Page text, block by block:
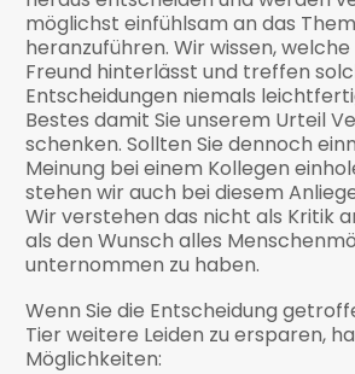
möglichst einfühlsam an das
heranzuführen. Wir wissen,
Freund hinterlässt und treffen
Entscheidungen niemals
Bestes damit Sie unserem Urteil
schenken. Sollten Sie dennoch
Meinung bei einem Kollegen
stehen wir auch bei diesem
Wir verstehen das nicht als Kritik
als den Wunsch alles
unternommen zu haben.
Wenn Sie die Entscheidung
Tier weitere Leiden zu ersparen,
Möglichkeiten: